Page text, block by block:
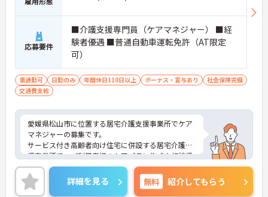
→ ケアマネジャーとして成長を目指せます♪
■ 柔軟な働き方を実現しやすい職場
生活に合わせた働き方を目指せる環境です
・在宅勤務制度あり
・子育て支援制度あり
・病児保育利用可能
応募要件
■介護支援専門員（ケアマネジャー） ■経
験者優遇 ■普通自動車運転免許（AT限定
可）
車通勤可 日勤のみ 年間休日110日以上 ボーナス・賞与あり
社会保険完備
交通費支給
愛媛県松山市に位置する居宅介護支援事業所でケア
マネジャーの募集です。
サービス付き高齢者向け住宅に併設する居宅介護支
援事業所で、ご利用者様のケアプラン作成や相談援
助業務などを担当していただきます。日勤のみで働
きやすく、マイカー通勤も可能です。月給247,000
円スタートに加え、賞与支給実績もあり、資格を活
詳細を見る 無料 紹介してもらう